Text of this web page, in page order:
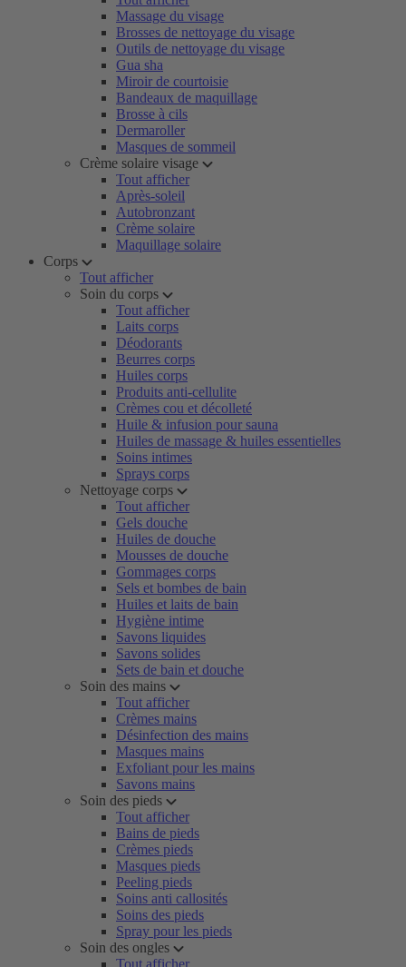
Massage du visage
Brosses de nettoyage du visage
Outils de nettoyage du visage
Gua sha
Miroir de courtoisie
Bandeaux de maquillage
Brosse à cils
Dermaroller
Masques de sommeil
Crème solaire visage
Tout afficher
Après-soleil
Autobronzant
Crème solaire
Maquillage solaire
Corps
Tout afficher
Soin du corps
Tout afficher
Laits corps
Déodorants
Beurres corps
Huiles corps
Produits anti-cellulite
Crèmes cou et décolleté
Huile & infusion pour sauna
Huiles de massage & huiles essentielles
Soins intimes
Sprays corps
Nettoyage corps
Tout afficher
Gels douche
Huiles de douche
Mousses de douche
Gommages corps
Sels et bombes de bain
Huiles et laits de bain
Hygiène intime
Savons liquides
Savons solides
Sets de bain et douche
Soin des mains
Tout afficher
Crèmes mains
Désinfection des mains
Masques mains
Exfoliant pour les mains
Savons mains
Soin des pieds
Tout afficher
Bains de pieds
Crèmes pieds
Masques pieds
Peeling pieds
Soins anti callosités
Soins des pieds
Spray pour les pieds
Soin des ongles
Tout afficher